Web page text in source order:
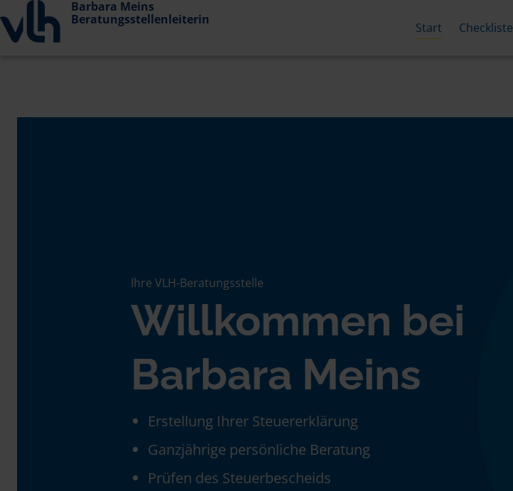
Barbara Meins
Beratungsstellenleiterin
Start Checkliste
Ihre VLH-Beratungsstelle
Willkommen bei
Barbara Meins
Erstellung Ihrer Steuererklärung
Ganzjährige persönliche Beratung
Prüfen des Steuerbescheids